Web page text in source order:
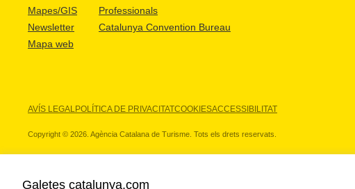
Mapes/GIS
Newsletter
Mapa web
Professionals
Catalunya Convention Bureau
AVÍS LEGALPOLÍTICA DE PRIVACITATCOOKIESACCESSIBILITAT
Copyright © 2026. Agència Catalana de Turisme. Tots els drets reservats.
Galetes catalunya.com